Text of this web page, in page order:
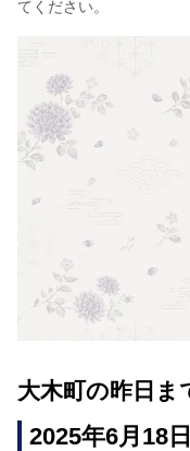
てください。
大木町の昨日ま
2025年6月18